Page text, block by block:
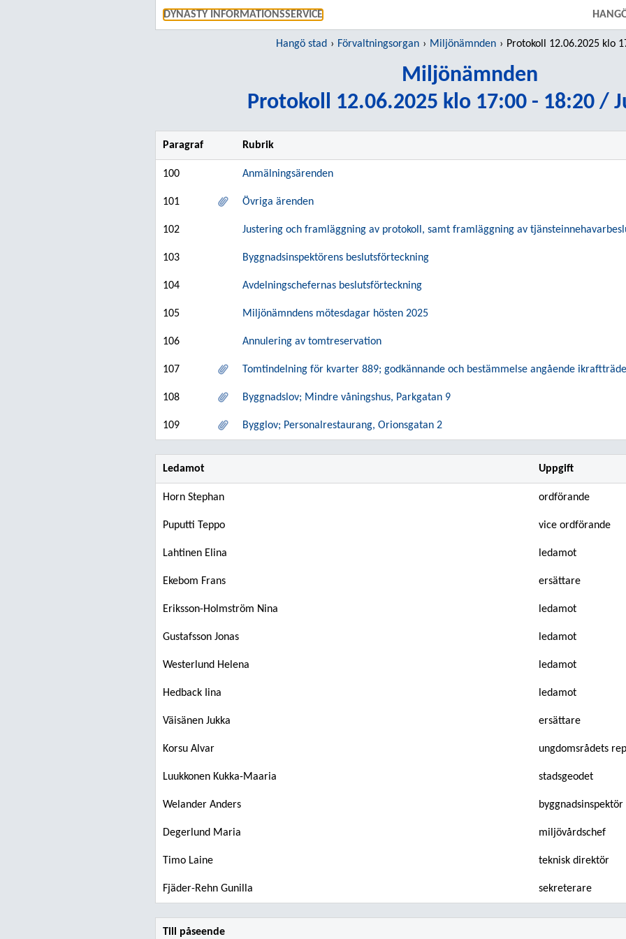
DYNASTY INFORMATIONSSERVICE
Hangö stad Förvaltningsorgan Miljönämnden Protokoll 12.06.2025 klo 17:00 -
Miljönämnden
Protokoll 12.06.2025 klo 17:00 - 18:20 /
Paragraf Rubrik
100 Anmälningsärenden
101 Övriga ärenden
102 Justering och framläggning av protokoll, samt framläggning av
103 Byggnadsinspektörens beslutsförteckning
104 Avdelningschefernas beslutsförteckning
105 Miljönämndens mötesdagar hösten 2025
106 Annulering av tomtreservation
107 Tomtindelning för kvarter 889; godkännande och bestämmelse angående
108 Byggnadslov; Mindre våningshus, Parkgatan 9
109 Bygglov; Personalrestaurang, Orionsgatan 2
Ledamot Uppgift
Horn Stephan ordförande
Puputti Teppo vice ordförande
Lahtinen Elina ledamot
Ekebom Frans ersättare
Eriksson-Holmström Nina ledamot
Gustafsson Jonas ledamot
Westerlund Helena ledamot
Hedback Iina ledamot
Väisänen Jukka ersättare
Korsu Alvar ungdomsrådets
Luukkonen Kukka-Maaria stadsgeodet
Welander Anders byggnadsinspektör
Degerlund Maria miljövårdschef
Timo Laine teknisk direktör
Fjäder-Rehn Gunilla sekreterare
Till påseende